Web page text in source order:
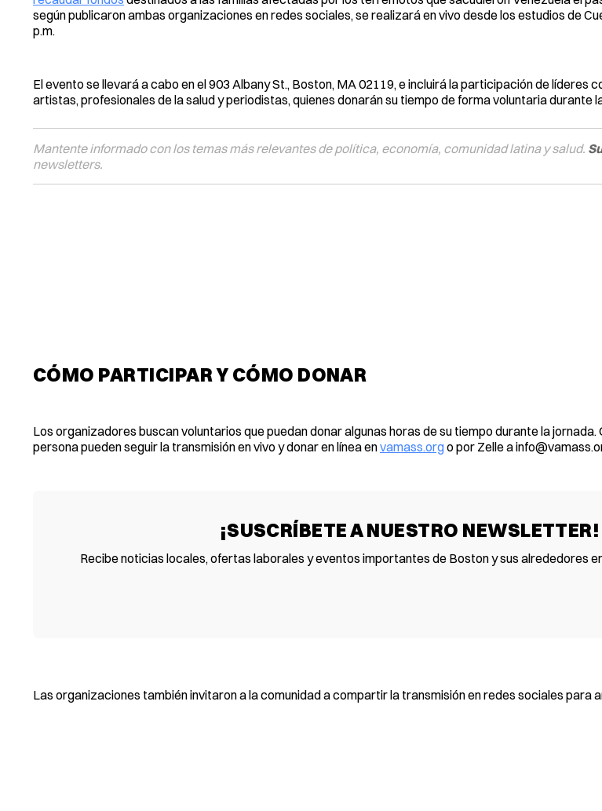
según publicaron ambas organizaciones en redes sociales, se realizará en vivo desde los estudios de
p.m.
El evento se llevará a cabo en el 903 Albany St., Boston, MA 02119, e incluirá la participación de líderes
artistas, profesionales de la salud y periodistas, quienes donarán su tiempo de forma voluntaria durante
Mantente informado con los temas más relevantes de política, economía, comunidad latina y salud.
newsletters.
CÓMO PARTICIPAR Y CÓMO DONAR
Los organizadores buscan voluntarios que puedan donar algunas horas de su tiempo durante la jornada.
persona pueden seguir la transmisión en vivo y donar en línea envamass.orgo por Zelle a
¡SUSCRÍBETE A NUESTRO NEWSLETTER!
Recibe noticias locales, ofertas laborales y eventos importantes de Boston y sus alrededores
Las organizaciones también invitaron a la comunidad a compartir la transmisión en redes sociales para